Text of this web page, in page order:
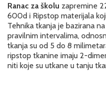
Ranac za školu zapremine
600d i Ripstop materijala
Tehnika tkanja je bazirana
pravilnim intervalima,
tkanja su od 5 do 8
ripstop tkanine imaju 2-
niti koje su utkane u tanju